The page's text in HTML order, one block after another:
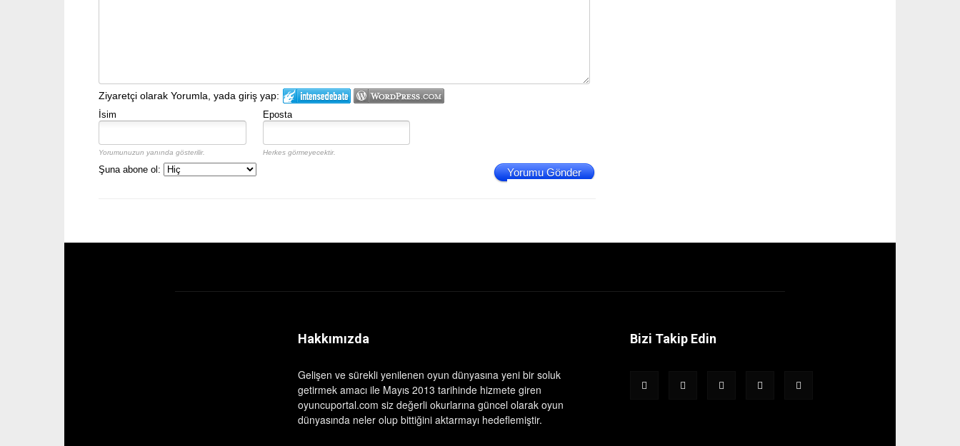
Ziyaretçi olarak Yorumla, yada giriş yap:
İsim Eposta
Yorumunuzun yanında gösterilir. Herkes görmeyecektir.
Yorumu Gönder
Şuna abone ol:
Hakkımızda
Gelişen ve sürekli yenilenen oyun dünyasına yeni bir soluk
getirmek amacı ile Mayıs 2013 tarihinde hizmete giren
oyuncuportal.com siz değerli okurlarına güncel olarak oyun
dünyasında neler olup bittiğini aktarmayı hedeflemiştir.
Bizi Takip Edin